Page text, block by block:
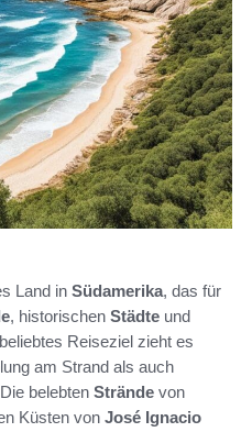
Land in Südamerika, das für
, historischen Städte und
Reiseziel zieht es
am Strand als auch
belebten Strände von
Küsten von José Ignacio